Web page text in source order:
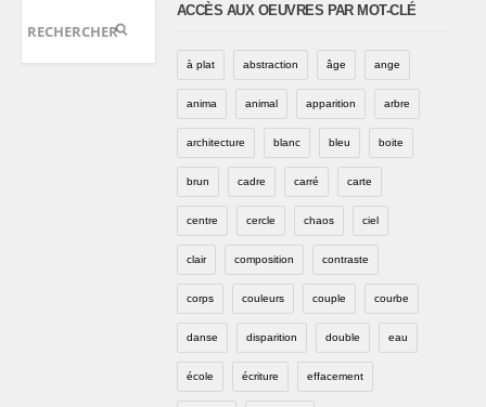
ACCÈS AUX OEUVRES PAR MOT-CLÉ
à plat abstraction âge ange
anima animal apparition arbre
architecture blanc bleu boite
brun cadre carré carte
centre cercle chaos ciel
clair composition contraste
corps couleurs couple courbe
danse disparition double eau
école écriture effacement